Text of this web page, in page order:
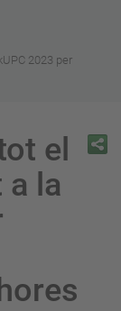
2023 per
el
a la